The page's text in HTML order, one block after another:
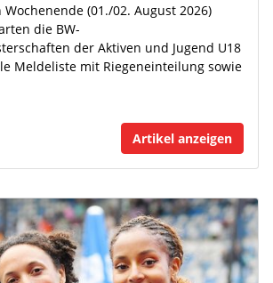
(01./02. August 2026)
die BW-
der Aktiven und Jugend U18
Meldeliste mit Riegeneinteilung sowie
Artikel anzeigen